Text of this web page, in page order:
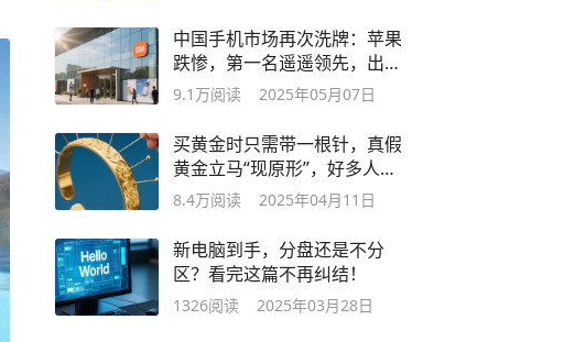
中国手机市场再次洗牌：苹果
跌惨，第一名遥遥领先，出货
暴涨39%
9.1万阅读 2025年05月07日
买黄金时只需带一根针，真假
黄金立马“现原形”，好多人还
不懂！
8.4万阅读 2025年04月11日
新电脑到手，分盘还是不分
区？看完这篇不再纠结！
1326阅读 2025年03月28日